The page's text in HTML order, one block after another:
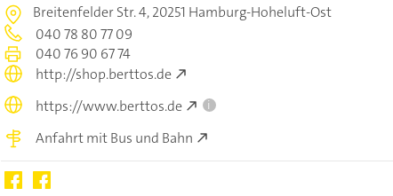
Breitenfelder Str. 4,20251 Hamburg-Hoheluft-Ost
040 78 80 77 09
040 76 90 67 74
http://shop.berttos.de
https://www.berttos.de
i
Anfahrt mit Bus und Bahn